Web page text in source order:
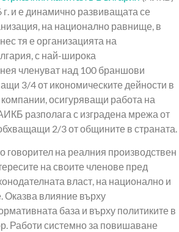
и е динамично развиващата се
на национално равнище, в
тя е организацията на
с най-широка
членуват над 100 браншови
3/4 от икономическите дейности в
осигуряващи работа на
разполага с изградена мрежа от
2/3 от общините в страната.
говорител на реалния производствен
на своите членове пред
власт, на национално и
влияние върху
база и върху политиките в
Работи системно за повишаване